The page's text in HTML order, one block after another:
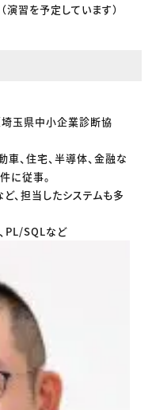
演習を予定しています）
埼玉県中小企業診断協
車、住宅、半導体、金融な
に従事。
、担当したシステムも多
PL/SQLなど